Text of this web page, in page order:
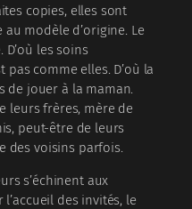
copies, elles sont
modèle d’origine. Le
les soins
comme elles. D’où la
de jouer à la maman.
leurs frères, mère de
peut-être de leurs
des voisins parfois.
s’échinent aux
des invités, le